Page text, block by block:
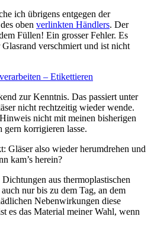
ich übrigens entgegen der
oben verlinkten Händlers. Der
Füllen! Ein grosser Fehler. Es
verschmiert und ist nicht
zur Kenntnis. Das passiert unter
nicht rechtzeitig wieder wende.
nicht mit meinen bisherigen
korrigieren lasse.
Gläser also wieder herumdrehen und
kam’s herein?
aus thermoplastischen
nur bis zu dem Tag, an dem
Nebenwirkungen diese
es das Material meiner Wahl, wenn